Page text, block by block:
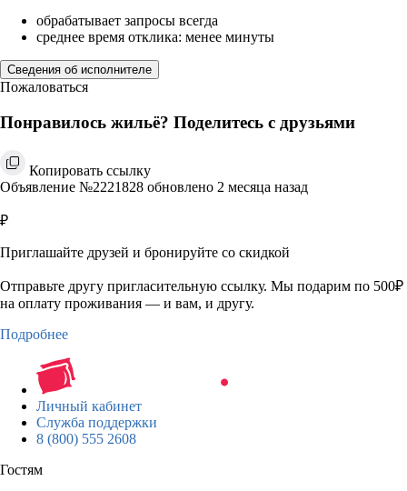
обрабатывает запросы всегда
среднее время отклика: менее минуты
Сведения об исполнителе
Пожаловаться
Понравилось жильё? Поделитесь с друзьями
Копировать ссылку
Объявление №2221828 обновлено 2 месяца назад
₽
Приглашайте друзей и бронируйте со скидкой
Отправьте другу пригласительную ссылку. Мы подарим по 500₽
на оплату проживания — и вам, и другу.
Подробнее
Личный кабинет
Служба поддержки
8 (800) 555 2608
Гостям